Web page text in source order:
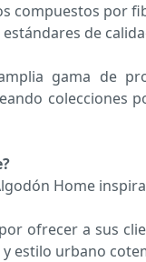
compuestos por
de
gama de
colecciones
Home
ofrecer a sus
estilo urbano